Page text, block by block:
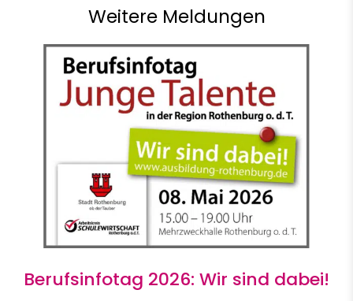
Weitere Meldungen
Berufsinfotag 2026: Wir sind dabei!